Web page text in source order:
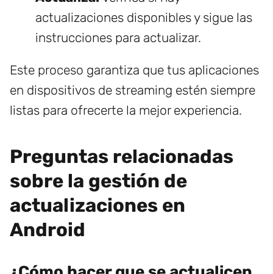
actualizaciones disponibles y sigue las
instrucciones para actualizar.
Este proceso garantiza que tus aplicaciones
en dispositivos de streaming estén siempre
listas para ofrecerte la mejor experiencia.
Preguntas relacionadas
sobre la gestión de
actualizaciones en
Android